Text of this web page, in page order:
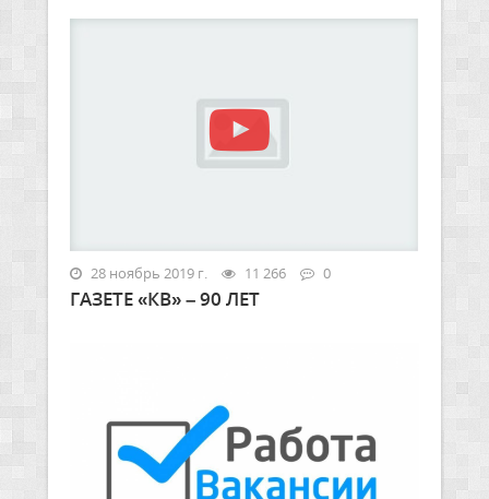
28 ноябрь 2019 г. 11 266 0
ГАЗЕТЕ «КВ» – 90 ЛЕТ